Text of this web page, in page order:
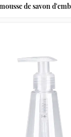
de savon